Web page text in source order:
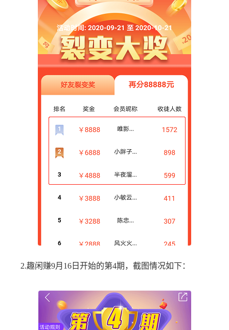
2.趣闲赚9月16日开始的第4期，截图情况如下：